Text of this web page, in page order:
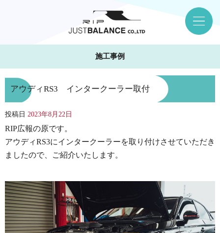
施工事例
アウディRS3 インタークーラー取付
投稿日 2023年8月22日
RIP広報の原です。
アウディRS3にインタークーラーを取り付けさせていただき
ましたので、ご紹介いたします。